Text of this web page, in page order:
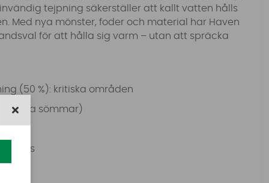
tejpning säkerställer att kallt vatten hålls
Med nya mönster, foder och material har Haven
för att hålla sig varm – utan att spräcka
(50 %): kritiska områden
sömmar)
hals